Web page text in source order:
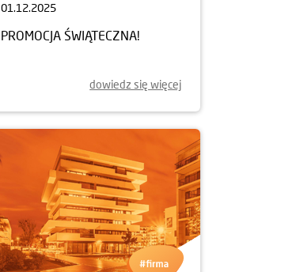
01.12.2025
PROMOCJA ŚWIĄTECZNA!
dowiedz się więcej